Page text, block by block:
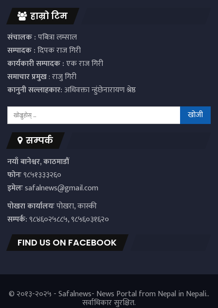
हाम्रो टिम
संचालक :पबित्रा लम्साल
सम्पादक :दिपक राज गिरी
कार्यकारी सम्पादक :एक राज गिरी
समाचार प्रमुख: राजु गिरी
कानुनी सल्लाहकार:अधिवक्ता न्हुंछेनारायण श्रेष्ठ
सम्पर्क
नयाँ बानेश्वर, काठमाडौं
फोनः९८५१३३३२६०
इमेलःsafalnews@gmail.com
पाेखरा कार्यालयःपोखरा, कास्की
सम्पर्क:९८४६०२५८८५, ९८५६०३१६२०
FIND US ON FACEBOOK
© २०१३-२०२५ - Safalnews- News Portal from Nepal in Nepali..
सर्वाधिकार सुरक्षित.